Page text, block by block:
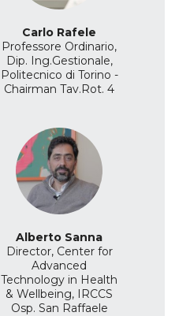
Carlo Rafele
Professore Ordinario,
Dip. Ing.Gestionale,
Politecnico di Torino -
Chairman Tav.Rot. 4
Alberto Sanna
Director, Center for
Advanced
Technology in Health
& Wellbeing, IRCCS
Osp. San Raffaele